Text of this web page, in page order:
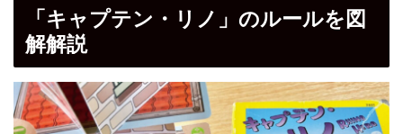
「キャプテン・リノ」のルールを図
解解説